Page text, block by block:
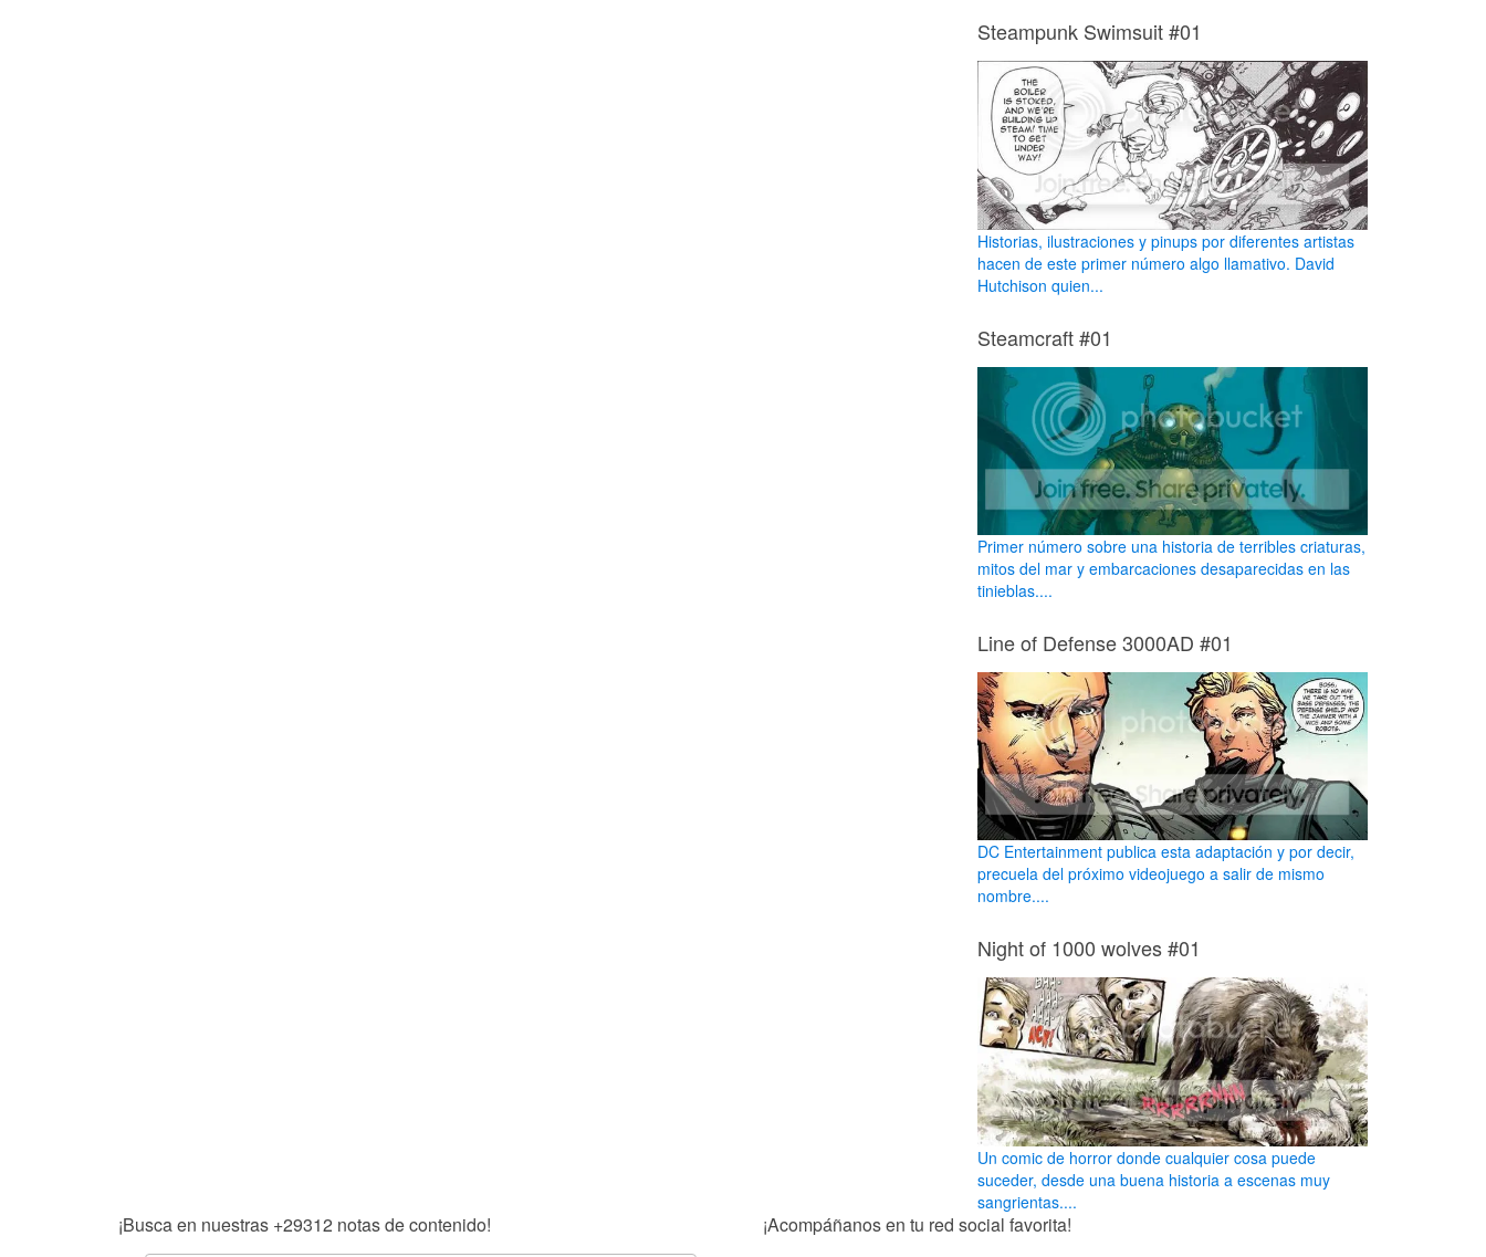
Steampunk Swimsuit #01
Historias, ilustraciones y pinups por diferentes artistas
hacen de este primer número algo llamativo. David
Hutchison quien...
Steamcraft #01
Primer número sobre una historia de terribles criaturas,
mitos del mar y embarcaciones desaparecidas en las
tinieblas....
Line of Defense 3000AD #01
DC Entertainment publica esta adaptación y por decir,
precuela del próximo videojuego a salir de mismo
nombre....
Night of 1000 wolves #01
Un comic de horror donde cualquier cosa puede
suceder, desde una buena historia a escenas muy
sangrientas....
¡Busca en nuestras +29312 notas de contenido! ¡Acompáñanos en tu red social favorita!